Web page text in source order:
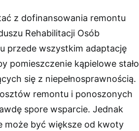
z dofinansowania remontu
Rehabilitacji Osób
przede wszystkim adaptację
pomieszczenie kąpielowe stało
się z niepełnosprawnością.
remontu i ponoszonych
spore wsparcie. Jednak
może być większe od kwoty